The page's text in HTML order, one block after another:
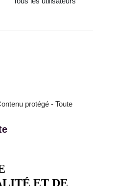
protégé - Toute
ET DE